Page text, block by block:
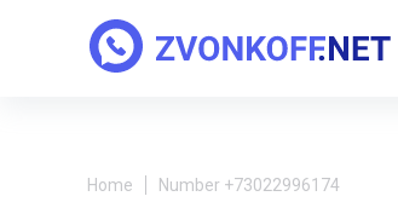
Home Number +73022996174